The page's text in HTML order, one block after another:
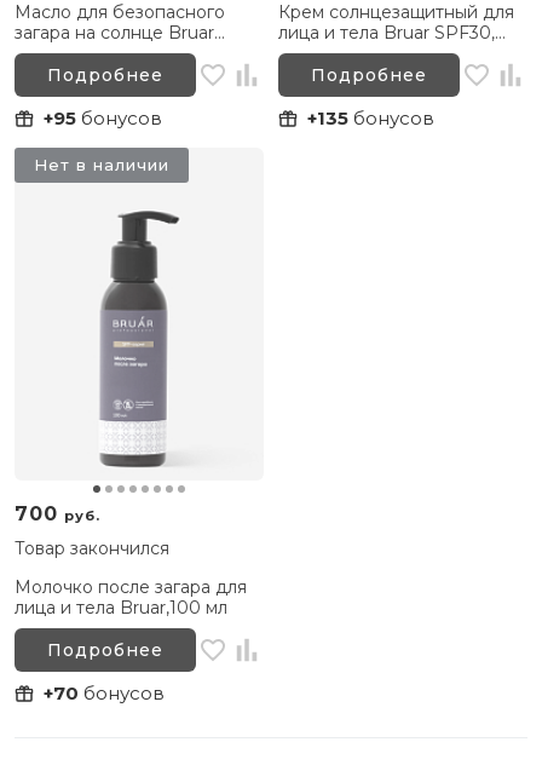
Масло для безопасного
загара на солнце Bruar
SPF10, 100 мл
Подробнее
+95 бонусов
Крем солнцезащитный для
лица и тела Bruar SPF30,
100 мл
Подробнее
+135 бонусов
700 руб.
Товар закончился
Молочко после загара для
лица и тела Bruar,100 мл
Подробнее
+70 бонусов
Нет в наличии